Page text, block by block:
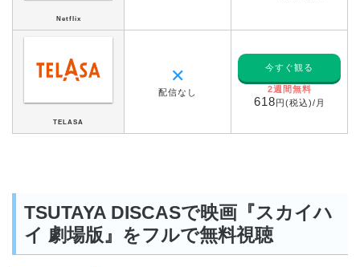
Netflix
TELASA
✕
配信なし
今すぐ観る
2週間無料
618円(税込)/月
TSUTAYA DISCASで映画『スカイハ
イ 劇場版』をフルで無料視聴